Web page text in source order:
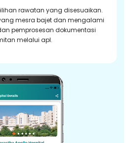
rawatan yang disesuaikan.
mesra bajet dan mengalami
pemprosesan dokumentasi
melalui apl.